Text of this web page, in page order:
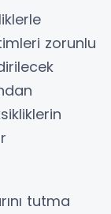
zorunlu
tutma